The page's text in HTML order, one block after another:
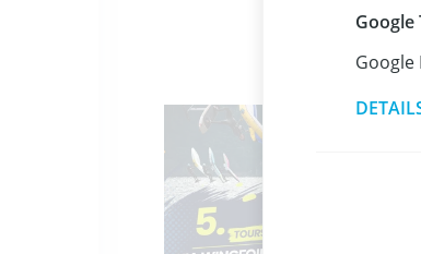
Google
Google